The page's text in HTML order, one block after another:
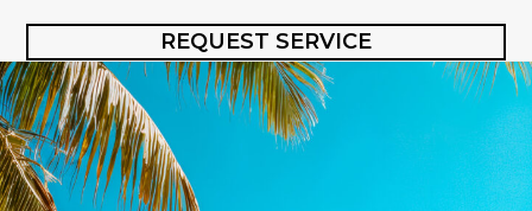
REQUEST SERVICE